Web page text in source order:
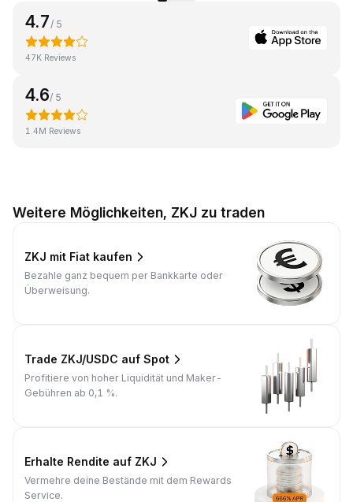
4.7 / 5
47K Reviews
4.6/ 5
1.4M Reviews
Weitere Möglichkeiten, ZKJ zu traden
ZKJ mit Fiat kaufen
Bezahle ganz bequem per Bankkarte oder
Überweisung.
Trade ZKJ/USDC auf Spot
Profitiere von hoher Liquidität und Maker-
Gebühren ab 0,1 %.
Erhalte Rendite auf ZKJ
Vermehre deine Bestände mit dem Rewards
Service.